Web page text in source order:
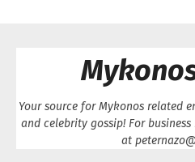
Your source for Mykonos related
and celebrity gossip! For
at